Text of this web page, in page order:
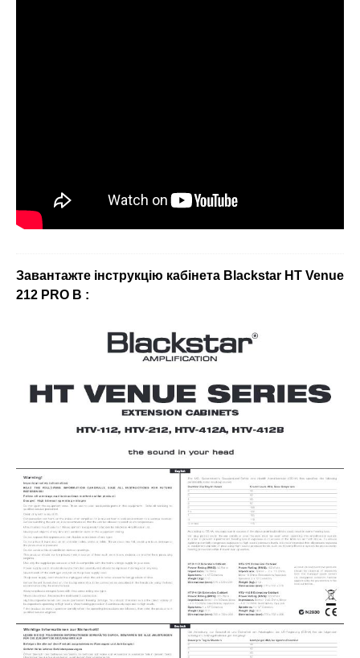
Завантажте інструкцію кабінета Blackstar НТ Venue
212 PRO B :